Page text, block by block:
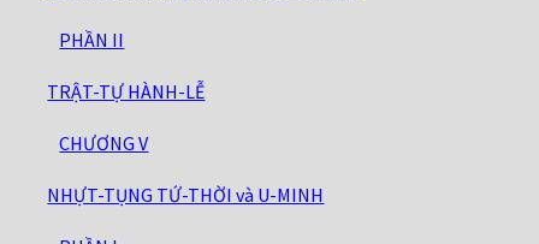
PHẦN II
TRẬT-TỰ HÀNH-LỄ
CHƯƠNG V
NHỰT-TỤNG TỨ-THỜI và U-MINH